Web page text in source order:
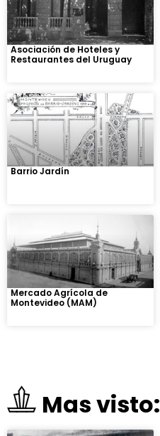
Asociación de Hoteles y
Restaurantes del Uruguay
Barrio Jardín
Mercado Agrícola de
Montevideo (MAM)
Mas visto: